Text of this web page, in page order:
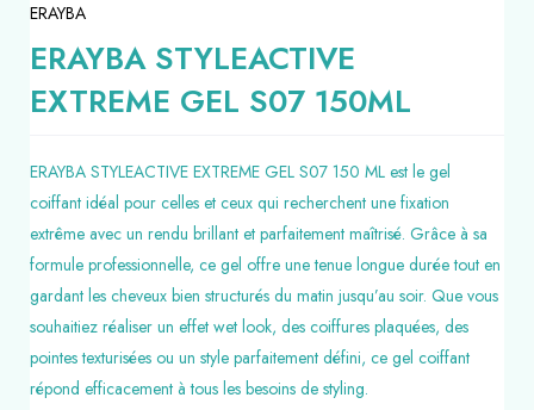
ERAYBA
ERAYBA STYLEACTIVE
EXTREME GEL S07 150ML
ERAYBA STYLEACTIVE EXTREME GEL S07 150 ML est le gel
coiffant idéal pour celles et ceux qui recherchent une fixation
extrême avec un rendu brillant et parfaitement maîtrisé. Grâce à sa
formule professionnelle, ce gel offre une tenue longue durée tout en
gardant les cheveux bien structurés du matin jusqu’au soir. Que vous
souhaitiez réaliser un effet wet look, des coiffures plaquées, des
pointes texturisées ou un style parfaitement défini, ce gel coiffant
répond efficacement à tous les besoins de styling.